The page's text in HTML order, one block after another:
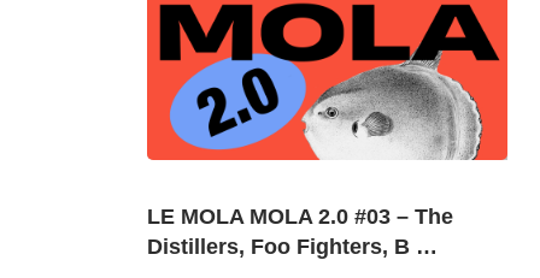
LE MOLA MOLA 2.0 #03 – The
Distillers, Foo Fighters, B …